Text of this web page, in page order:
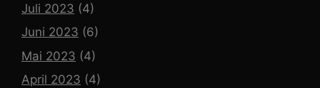
Juli 2023 (4)
Juni 2023 (6)
Mai 2023 (4)
April 2023 (4)